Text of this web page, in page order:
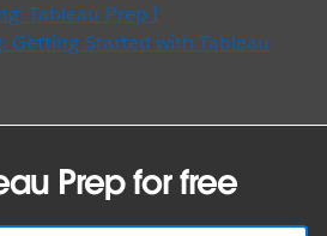
Tableau Prep I
Getting Started with Tableau
Prep for free